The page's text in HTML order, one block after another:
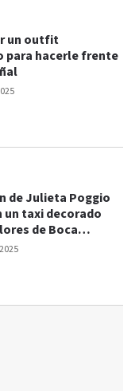
un outfit
para hacerle frente
de Julieta Poggio
un taxi decorado
de Boca